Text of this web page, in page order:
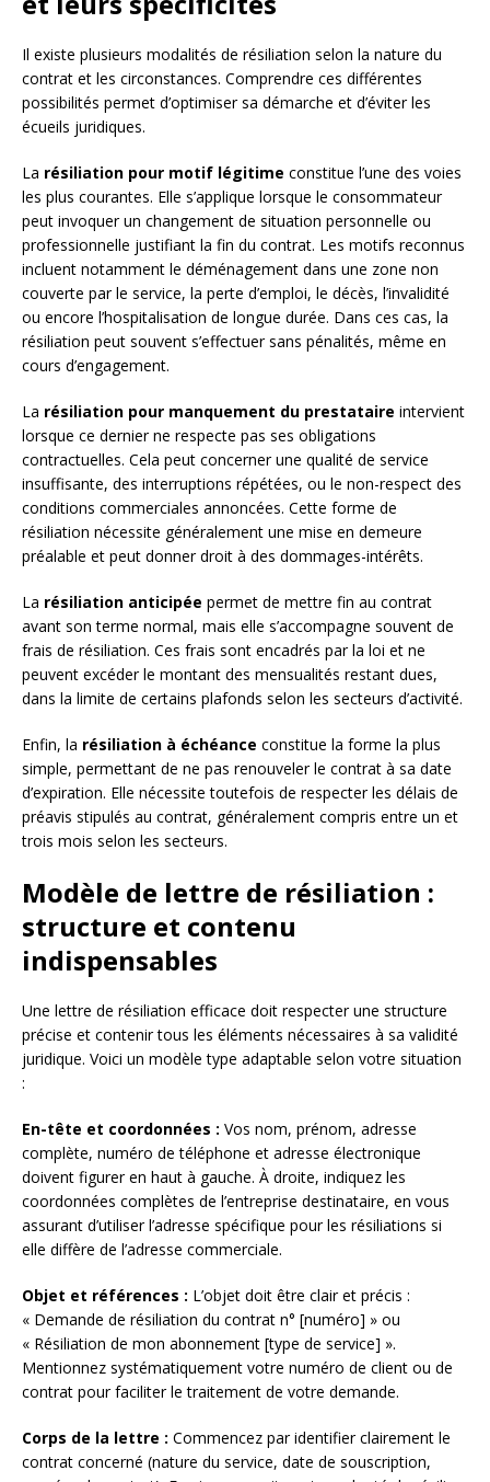
Il existe plusieurs modalités de résiliation selon la nature du
contrat et les circonstances. Comprendre ces différentes
possibilités permet d’optimiser sa démarche et d’éviter les
écueils juridiques.
La résiliation pour motif légitime constitue l’une des voies
les plus courantes. Elle s’applique lorsque le consommateur
peut invoquer un changement de situation personnelle ou
professionnelle justifiant la fin du contrat. Les motifs reconnus
incluent notamment le déménagement dans une zone non
couverte par le service, la perte d’emploi, le décès, l’invalidité
ou encore l’hospitalisation de longue durée. Dans ces cas, la
résiliation peut souvent s’effectuer sans pénalités, même en
cours d’engagement.
La résiliation pour manquement du prestataire intervient
lorsque ce dernier ne respecte pas ses obligations
contractuelles. Cela peut concerner une qualité de service
insuffisante, des interruptions répétées, ou le non-respect des
conditions commerciales annoncées. Cette forme de
résiliation nécessite généralement une mise en demeure
préalable et peut donner droit à des dommages-intérêts.
La résiliation anticipée permet de mettre fin au contrat
avant son terme normal, mais elle s’accompagne souvent de
frais de résiliation. Ces frais sont encadrés par la loi et ne
peuvent excéder le montant des mensualités restant dues,
dans la limite de certains plafonds selon les secteurs d’activité.
Enfin, la résiliation à échéance constitue la forme la plus
simple, permettant de ne pas renouveler le contrat à sa date
d’expiration. Elle nécessite toutefois de respecter les délais de
préavis stipulés au contrat, généralement compris entre un et
trois mois selon les secteurs.
Modèle de lettre de résiliation :
structure et contenu
indispensables
Une lettre de résiliation efficace doit respecter une structure
précise et contenir tous les éléments nécessaires à sa validité
juridique. Voici un modèle type adaptable selon votre situation
:
En-tête et coordonnées : Vos nom, prénom, adresse
complète, numéro de téléphone et adresse électronique
doivent figurer en haut à gauche. À droite, indiquez les
coordonnées complètes de l’entreprise destinataire, en vous
assurant d’utiliser l’adresse spécifique pour les résiliations si
elle diffère de l’adresse commerciale.
Objet et références : L’objet doit être clair et précis :
« Demande de résiliation du contrat n° [numéro] » ou
« Résiliation de mon abonnement [type de service] ».
Mentionnez systématiquement votre numéro de client ou de
contrat pour faciliter le traitement de votre demande.
Corps de la lettre : Commencez par identifier clairement le
contrat concerné (nature du service, date de souscription,